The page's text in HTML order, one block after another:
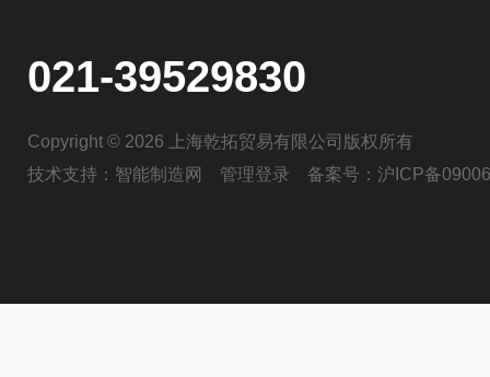
021-39529830
Copyright © 2026 上海乾拓贸易有限公司版权所有
技术支持： 智能制造网 管理登录 备案号： 沪ICP备